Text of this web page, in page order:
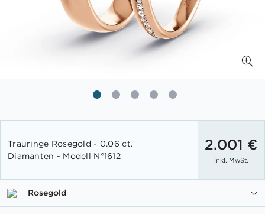
der
Bildgalerie
Trauringe Rosegold - 0.06 ct.
Diamanten - Modell N°1612
2.001 €
Inkl. MwSt.
Rosegold